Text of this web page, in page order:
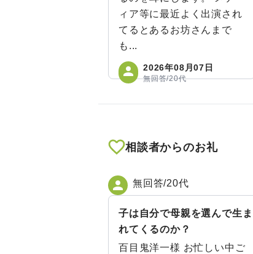
ィア等に最近よく出演され
てるとあるお坊さんまで
も...
2026年08月07日
無回答/20代
相談者からのお礼
無回答/20代
子は自分で母親を選んで生ま
れてくるのか？
百目鬼洋一様 お忙しい中ご